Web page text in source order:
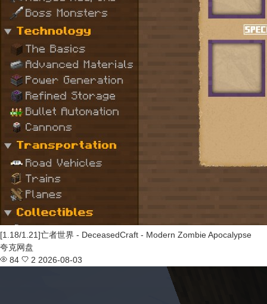
[1.18/1.21]亡者世界 - DeceasedCraft - Modern Zombie Apocalypse
夸克网盘
84
2 2026-08-03